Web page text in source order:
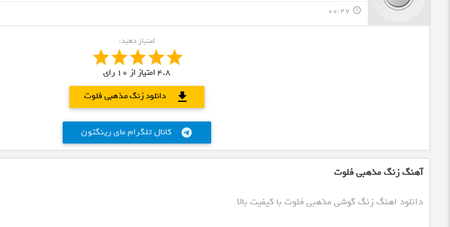
query_builder
00:27
امتیاز دهید:
4.8 امتیاز از 10 رای
دانلود زنگ مذهبی فلوت
download
کانال تلگرام مای رینگتون telegram
آهنگ زنگ مذهبی فلوت
دانلود اهنگ زنگ گوشی مذهبی فلوت با کیفیت بالا